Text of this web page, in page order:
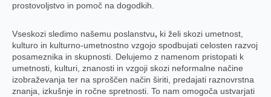
prostovoljstvo in pomoč na dogodkih.
Vseskozi sledimo našemu poslanstvu, ki želi skozi umetnost,
kulturo in kulturno-umetnostno vzgojo spodbujati celosten razvoj
posameznika in skupnosti. Delujemo z namenom pristopati k
umetnosti, kulturi, znanosti in vzgoji skozi neformalne načine
izobraževanja ter na sproščen način širiti, predajati raznovrstna
znanja, izkušnje in ročne spretnosti. To nam omogoča ustvarjati